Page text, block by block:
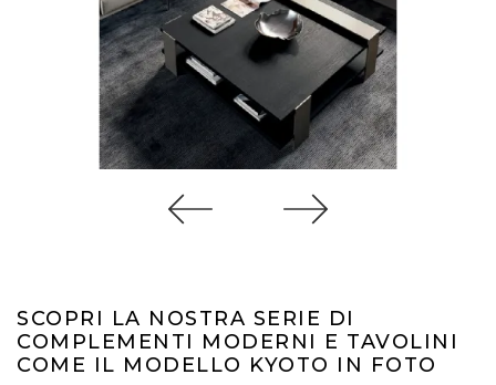
SCOPRI LA NOSTRA SERIE DI
COMPLEMENTI MODERNI E TAVOLINI
COME IL MODELLO KYOTO IN FOTO